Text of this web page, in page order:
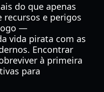
do que apenas
e perigos
—
vida pirata com as
Encontrar
à primeira
para